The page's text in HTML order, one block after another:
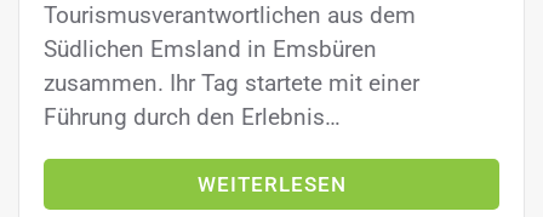
Tourismusverantwortlichen aus dem
Südlichen Emsland in Emsbüren
zusammen. Ihr Tag startete mit einer
Führung durch den Erlebnis…
WEITERLESEN